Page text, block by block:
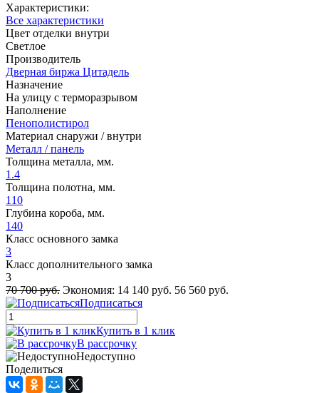
Характеристики:
Все характеристики
Цвет отделки внутри
Светлое
Производитель
Дверная биржа Цитадель
Назначение
На улицу с терморазрывом
Наполнение
Пенополистирол
Материал снаружи / внутри
Металл / панель
Толщина металла, мм.
1.4
Толщина полотна, мм.
110
Глубина короба, мм.
140
Класс основного замка
3
Класс дополнительного замка
3
70 700 руб. Экономия: 14 140 руб. 56 560 руб.
Подписаться
Купить в 1 клик
В рассрочку
Недоступно
Поделиться